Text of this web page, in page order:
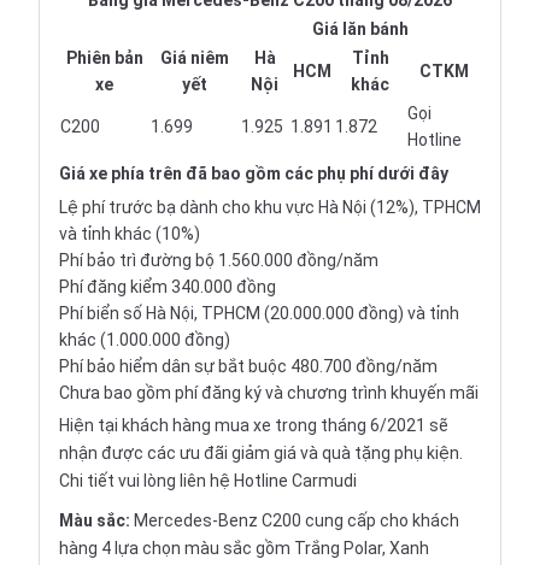
Giá lăn bánh
Phiên bản
xe
Giá niêm
yết
Hà
Nội
HCM
Tỉnh
khác
CTKM
C200 1.699 1.925 1.891 1.872
Gọi
Hotline
Giá xe phía trên đã bao gồm các phụ phí dưới đây
Lệ phí trước bạ dành cho khu vực Hà Nội (12%), TPHCM
và tỉnh khác (10%)
Phí bảo trì đường bộ 1.560.000 đồng/năm
Phí đăng kiểm 340.000 đồng
Phí biển số Hà Nội, TPHCM (20.000.000 đồng) và tỉnh
khác (1.000.000 đồng)
Phí bảo hiểm dân sự bắt buộc 480.700 đồng/năm
Chưa bao gồm phí đăng ký và chương trình khuyến mãi
Hiện tại khách hàng mua xe trong tháng 6/2021 sẽ
nhận được các ưu đãi giảm giá và quà tặng phụ kiện.
Chi tiết vui lòng liên hệ Hotline Carmudi
Màu sắc: Mercedes-Benz C200 cung cấp cho khách
hàng 4 lựa chọn màu sắc gồm Trắng Polar, Xanh